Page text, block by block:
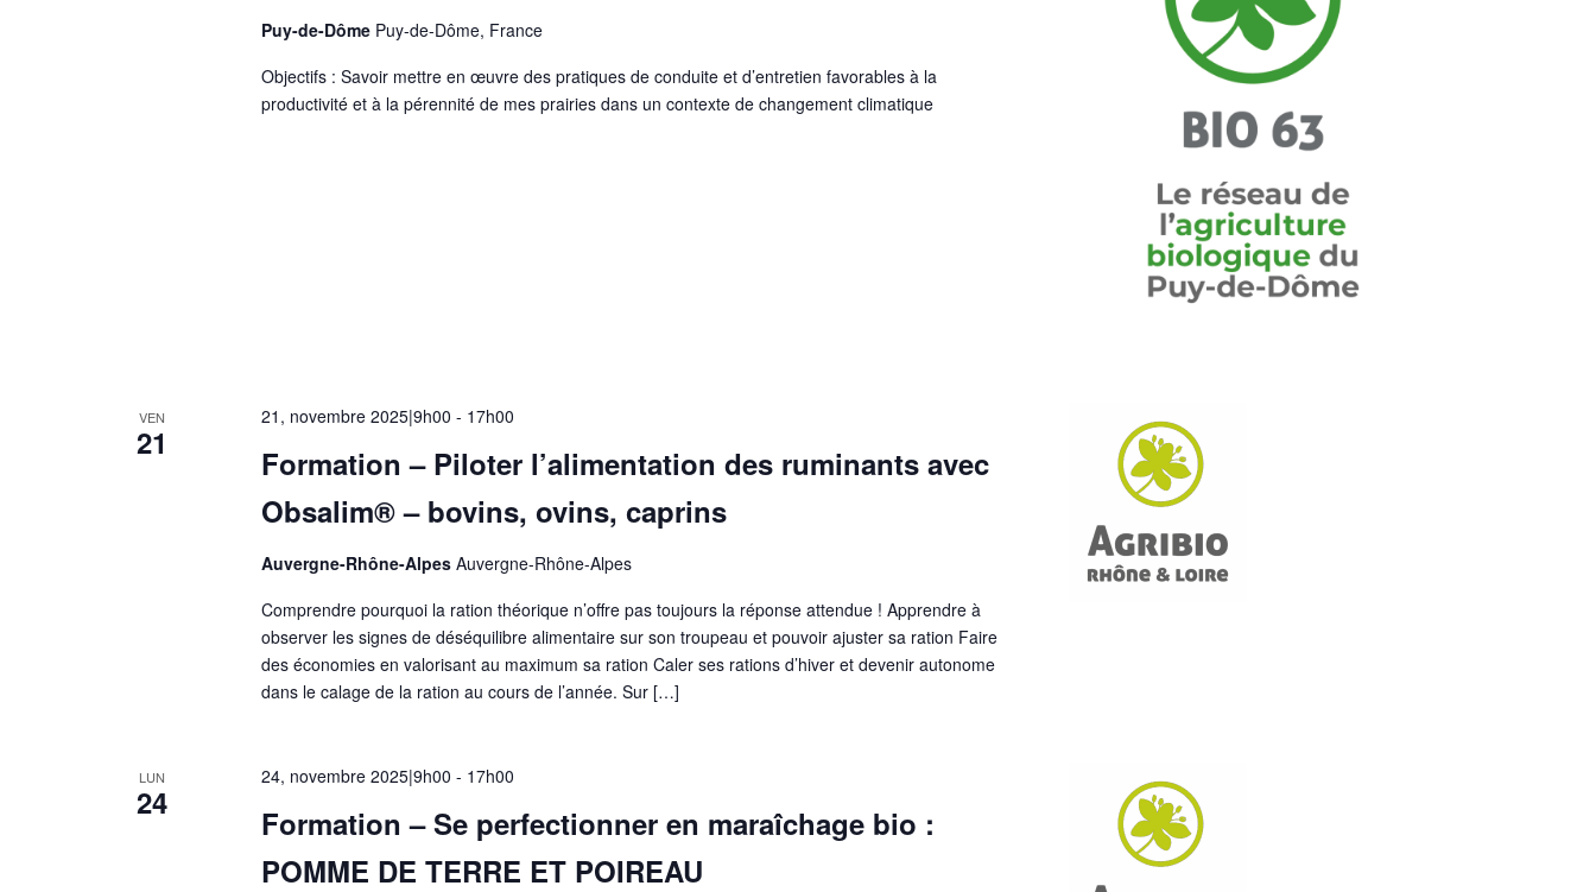
Puy-de-Dôme Puy-de-Dôme, France
Objectifs : Savoir mettre en œuvre des pratiques de conduite et d’entretien favorables à la
productivité et à la pérennité de mes prairies dans un contexte de changement climatique
VEN
21
Formation – Piloter l’alimentation des ruminants avec
Obsalim® – bovins, ovins, caprins
21, novembre 2025|9h00 - 17h00
Auvergne-Rhône-Alpes Auvergne-Rhône-Alpes
Comprendre pourquoi la ration théorique n’offre pas toujours la réponse attendue ! Apprendre à
observer les signes de déséquilibre alimentaire sur son troupeau et pouvoir ajuster sa ration Faire
des économies en valorisant au maximum sa ration Caler ses rations d’hiver et devenir autonome
dans le calage de la ration au cours de l’année. Sur […]
LUN
24
Formation – Se perfectionner en maraîchage bio :
POMME DE TERRE ET POIREAU
24, novembre 2025|9h00 - 17h00